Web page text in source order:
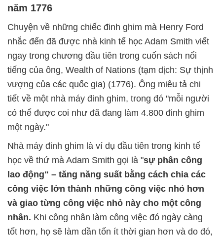
năm 1776
Chuyện về những chiếc đinh ghim mà Henry Ford
nhắc đến đã được nhà kinh tế học Adam Smith viết
ngay trong chương đầu tiên trong cuốn sách nổi
tiếng của ông, Wealth of Nations (tạm dịch: Sự thịnh
vượng của các quốc gia) (1776). Ông miêu tả chi
tiết về một nhà máy đinh ghim, trong đó "mỗi người
có thể được coi như đã đang làm 4.800 đinh ghim
một ngày."
Nhà máy đinh ghim là ví dụ đầu tiên trong kinh tế
học về thứ mà Adam Smith gọi là "sự phân công
lao động" – tăng năng suất bằng cách chia các
công việc lớn thành những công việc nhỏ hơn
và giao từng công việc nhỏ này cho một công
nhân. Khi công nhân làm công việc đó ngày càng
tốt hơn, họ sẽ làm dần tốn ít thời gian hơn và do đó,